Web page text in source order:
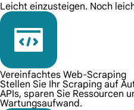
Leicht einzusteigen. Noch
Vereinfachtes Web-Scraping
Stellen Sie Ihr Scraping auf
APIs, sparen Sie Ressourcen
Wartungsaufwand.